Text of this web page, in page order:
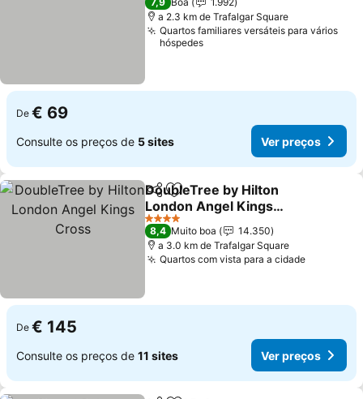
a 2.3 km de Trafalgar Square
Quartos familiares versáteis para vários
hóspedes
De € 69
Consulte os preços de 5 sites Ver preços
PartilharAdicionar aos favoritos
DoubleTree by Hilton
London Angel Kings
Cross
Ver preços
4 Estrelas
8,4 Muito boa
14.350
a 3.0 km de Trafalgar Square
Quartos com vista para a cidadeVer
De € 145
Consulte os preços de 11 sites Ver preços